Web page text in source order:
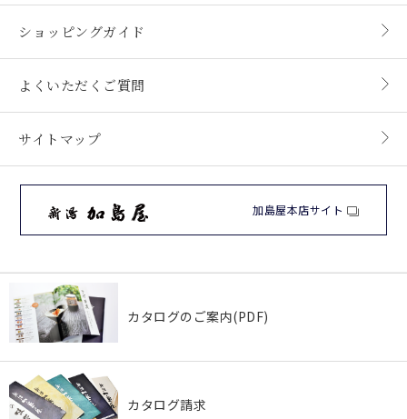
ショッピングガイド
よくいただくご質問
サイトマップ
加島屋本店サイト
カタログのご案内(PDF)
カタログ請求